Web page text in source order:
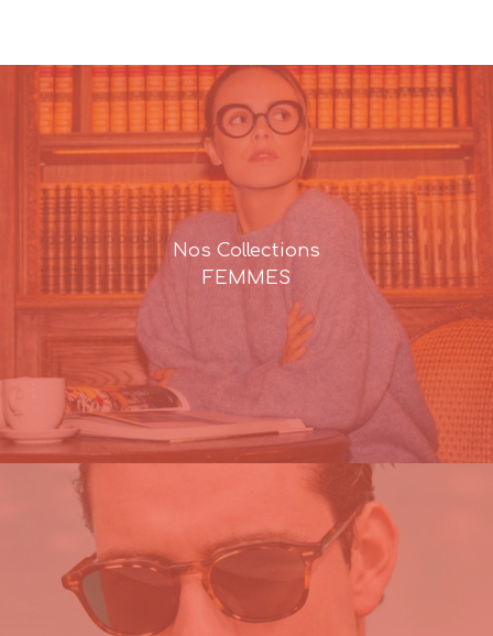
Nos Collections
FEMMES